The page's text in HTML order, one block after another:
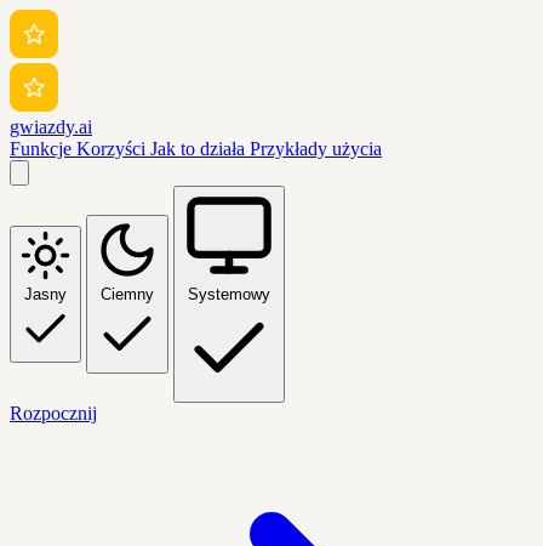
gwiazdy.ai
Funkcje Korzyści Jak to działa Przykłady użycia
Jasny Ciemny Systemowy
Rozpocznij